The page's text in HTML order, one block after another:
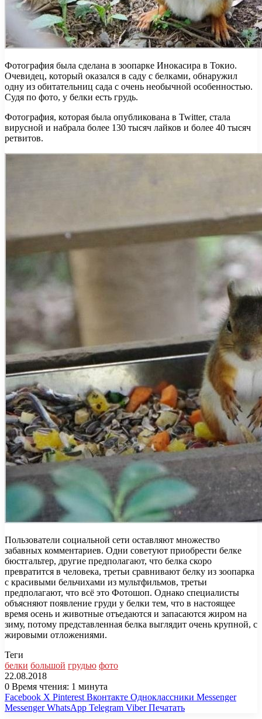
Фотография была сделана в зоопарке Инокасира в Токио.
Очевидец, который оказался в саду с белками, обнаружил
одну из обитательниц сада с очень необычной особенностью.
Судя по фото, у белки есть грудь.
Фотография, которая была опубликована в Twitter, стала
вирусной и набрала более 130 тысяч лайков и более 40 тысяч
ретвитов.
Пользователи социальной сети оставляют множество
забавных комментариев. Одни советуют приобрести белке
бюстгальтер, другие предполагают, что белка скоро
превратится в человека, третьи сравнивают белку из зоопарка
с красивыми бельчихами из мультфильмов, третьи
предполагают, что всё это Фотошоп. Однако специалисты
объясняют появление груди у белки тем, что в настоящее
время осень и животные отъедаются и запасаются жиром на
зиму, потому представленная белка выглядит очень крупной, с
жировыми отложениями.
Теги
белки большой грудью фото
22.08.2018
0 Время чтения: 1 минута
Facebook X Pinterest Вконтакте Одноклассники Messenger
Messenger WhatsApp Telegram Viber Печатать